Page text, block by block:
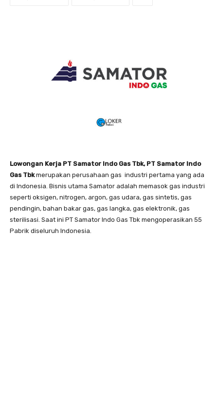
Lowongan Kerja PT Samator Indo Gas Tbk, PT Samator Indo
Gas Tbkmerupakan perusahaan gas industri pertama yang ada
di Indonesia. Bisnis utama Samator adalah memasok gas industri
seperti oksigen, nitrogen, argon, gas udara, gas sintetis, gas
pendingin, bahan bakar gas, gas langka, gas elektronik, gas
sterilisasi. Saat ini PT Samator Indo Gas Tbk mengoperasikan 55
Pabrik diseluruh Indonesia.